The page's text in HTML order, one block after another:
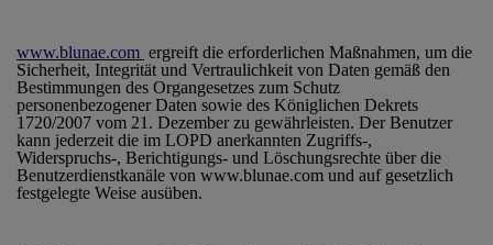
www.blunae.com ergreift die erforderlichen Maßnahmen, um die
Sicherheit, Integrität und Vertraulichkeit von Daten gemäß den
Bestimmungen des Organgesetzes zum Schutz
personenbezogener Daten sowie des Königlichen Dekrets
1720/2007 vom 21. Dezember zu gewährleisten. Der Benutzer
kann jederzeit die im LOPD anerkannten Zugriffs-,
Widerspruchs-, Berichtigungs- und Löschungsrechte über die
Benutzerdienstkanäle von www.blunae.com und auf gesetzlich
festgelegte Weise ausüben.